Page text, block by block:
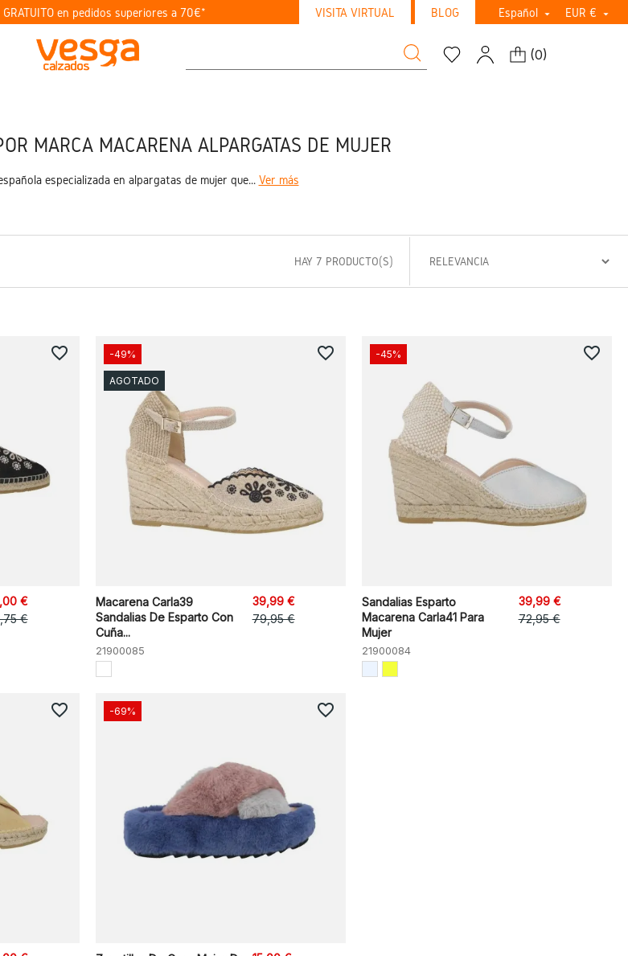
GRATUITO en pedidos superiores a 70€* VISITA VIRTUAL BLOG Español  EUR € 
(0)
MARCA MACARENA ALPARGATAS DE MUJER
especializada en alpargatas de mujer que... Ver más
HAY 7 PRODUCTO(S)
€
€
favorite_border
Macarena Carla39
Sandalias De Esparto Con
Cuña...
21900085
39,99 €
79,95 €
-49%
AGOTADO
favorite_border
Sandalias Esparto
Macarena Carla41 Para
Mujer
21900084
39,99 €
72,95 €
-45% favorite_border
favorite_border -69% favorite_border